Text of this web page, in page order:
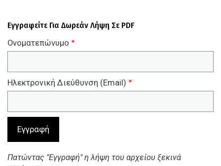
Εγγραφείτε Για Δωρεάν Λήψη Σε PDF
Ονοματεπώνυμο
Ηλεκτρονική Διεύθυνση (Email)
Πατώντας "Εγγραφή" η λήψη του αρχείου ξεκινά